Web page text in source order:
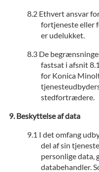
Ethvert ansvar
fortjeneste eller
er udelukket.
De
fastsat i afsnit
for Konica
stedfortrædere.
Beskyttelse af data
I det omfang
del af sin
personlige data,
databehandler.